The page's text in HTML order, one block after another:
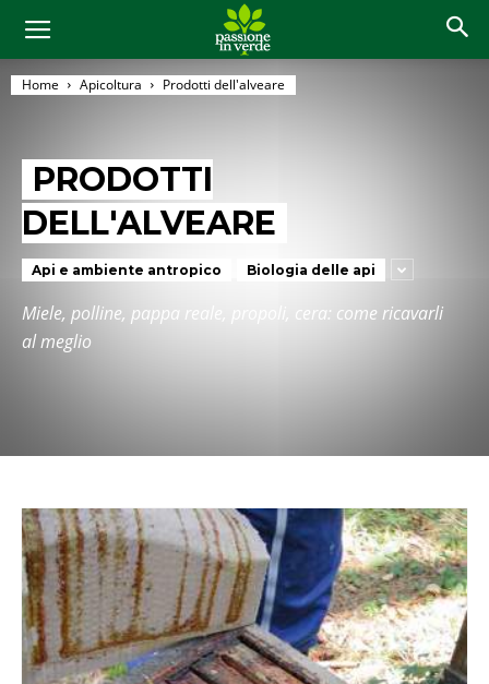
Home Apicoltura Prodotti dell'alveare
PRODOTTI
DELL'ALVEARE
Api e ambiente antropico Biologia delle api
Miele, polline, pappa reale, propoli, cera: come ricavarli
al meglio